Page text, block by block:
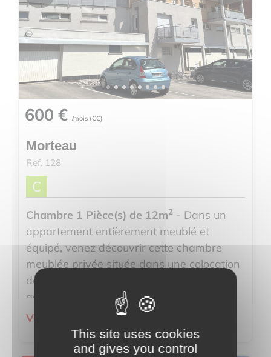
Morteau
Ref. 128
C
Chambre 1 Pièce(s) de 12m2 - Dans un
appartement entièrement meublé et
équipé, venez découvrir cette chambre
meublée privée située dans une colocation
de 3 chambres, au sein d’un logement
agréable et fonctionnel.
Voir le détail du bien
600 € /mois (CC)
This site uses cookies
and gives you control